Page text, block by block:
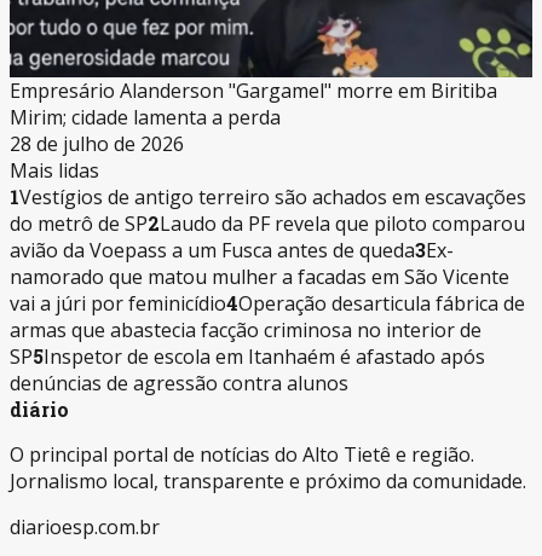
Empresário Alanderson "Gargamel" morre em Biritiba
Mirim; cidade lamenta a perda
28 de julho de 2026
Mais lidas
1Vestígios de antigo terreiro são achados em escavações
do metrô de SP2Laudo da PF revela que piloto comparou
avião da Voepass a um Fusca antes de queda3Ex-
namorado que matou mulher a facadas em São Vicente
vai a júri por feminicídio4Operação desarticula fábrica de
armas que abastecia facção criminosa no interior de
SP5Inspetor de escola em Itanhaém é afastado após
denúncias de agressão contra alunos
diário
O principal portal de notícias do Alto Tietê e região.
Jornalismo local, transparente e próximo da comunidade.
diarioesp.com.br